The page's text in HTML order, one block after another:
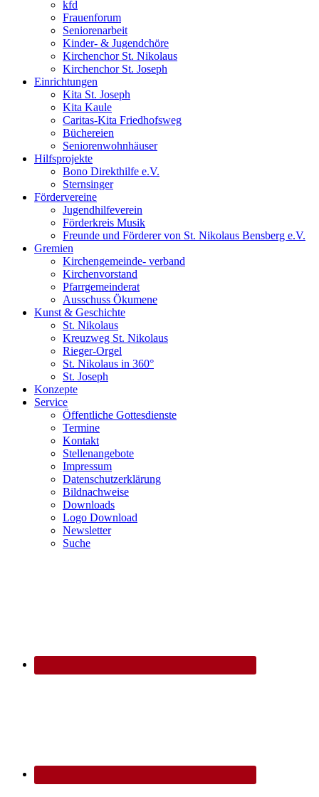
kfd
Frauenforum
Seniorenarbeit
Kinder- & Jugendchöre
Kirchenchor St. Nikolaus
Kirchenchor St. Joseph
Einrichtungen
Kita St. Joseph
Kita Kaule
Caritas-Kita Friedhofsweg
Büchereien
Seniorenwohnhäuser
Hilfsprojekte
Bono Direkthilfe e.V.
Sternsinger
Fördervereine
Jugendhilfeverein
Förderkreis Musik
Freunde und Förderer von St. Nikolaus Bensberg e.V.
Gremien
Kirchengemeinde- verband
Kirchenvorstand
Pfarrgemeinderat
Ausschuss Ökumene
Kunst & Geschichte
St. Nikolaus
Kreuzweg St. Nikolaus
Rieger-Orgel
St. Nikolaus in 360°
St. Joseph
Konzepte
Service
Öffentliche Gottesdienste
Termine
Kontakt
Stellenangebote
Impressum
Datenschutzerklärung
Bildnachweise
Downloads
Logo Download
Newsletter
Suche